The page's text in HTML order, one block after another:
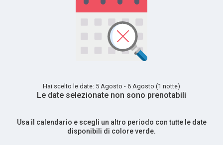
Hai scelto le date: 5 Agosto - 6 Agosto (1 notte)
Le date selezionate non sono prenotabili
Usa il calendario e scegli un altro periodo con tutte le date
disponibili di colore verde.